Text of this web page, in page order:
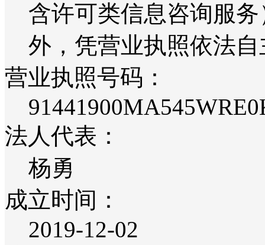
含许可类信息咨询服
外，凭营业执照依法
营业执照号码：
法人代表：
杨勇
成立时间：
2019-12-02